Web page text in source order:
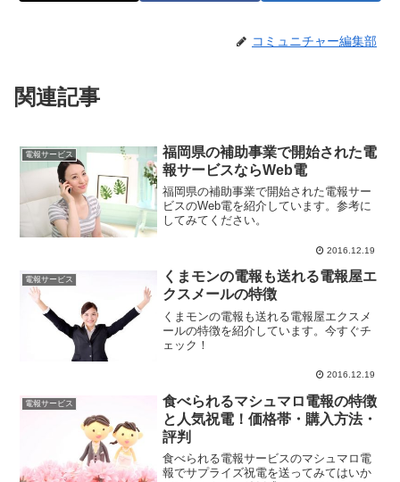
コミュニチャー編集部
関連記事
電報サービス
福岡県の補助事業で開始された電
報サービスならWeb電
福岡県の補助事業で開始された電報サー
ビスのWeb電を紹介しています。参考に
してみてください。
2016.12.19
電報サービス
くまモンの電報も送れる電報屋エ
クスメールの特徴
くまモンの電報も送れる電報屋エクスメ
ールの特徴を紹介しています。今すぐチ
ェック！
2016.12.19
電報サービス
食べられるマシュマロ電報の特徴
と人気祝電！価格帯・購入方法・
評判
食べられる電報サービスのマシュマロ電
報でサプライズ祝電を送ってみてはいか